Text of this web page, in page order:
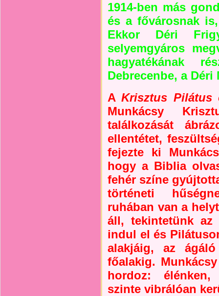
1914-ben más
és a fővárosnak
Ekkor Déri
selyemgyáros
hagyatékának
Debrecenbe, a Déri
AKrisztus Pilátus
Munkácsy
találkozását
ellentétet,
fejezte ki
hogy a Biblia
fehér színe
történeti
ruhában van a
áll, tekintetünk az
indul el és
alakjáig, az
főalakig.
hordoz: élénken,
szinte vibrálóan